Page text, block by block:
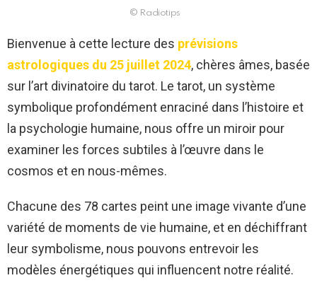
© Radiotips
Bienvenue à cette lecture des prévisions
astrologiques du 25 juillet 2024, chères âmes, basée
sur l’art divinatoire du tarot. Le tarot, un système
symbolique profondément enraciné dans l’histoire et
la psychologie humaine, nous offre un miroir pour
examiner les forces subtiles à l’œuvre dans le
cosmos et en nous-mêmes.
Chacune des 78 cartes peint une image vivante d’une
variété de moments de vie humaine, et en déchiffrant
leur symbolisme, nous pouvons entrevoir les
modèles énergétiques qui influencent notre réalité.